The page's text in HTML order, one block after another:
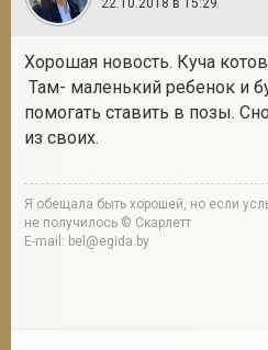
22.10.2018 в 15:29
Хорошая новость. Куча
Там- маленький ребенок и
помогать ставить в позы.
из своих.
Я обещала быть хорошей, но если
не получилось © Скарлетт
E-mail: bel@egida.by